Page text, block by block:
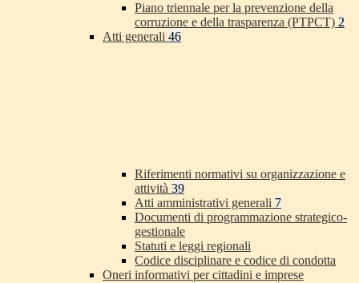
Piano triennale per la prevenzione della
corruzione e della trasparenza (PTPCT) 2
Atti generali 46
Riferimenti normativi su organizzazione e
attività 39
Atti amministrativi generali 7
Documenti di programmazione strategico-
gestionale
Statuti e leggi regionali
Codice disciplinare e codice di condotta
Oneri informativi per cittadini e imprese